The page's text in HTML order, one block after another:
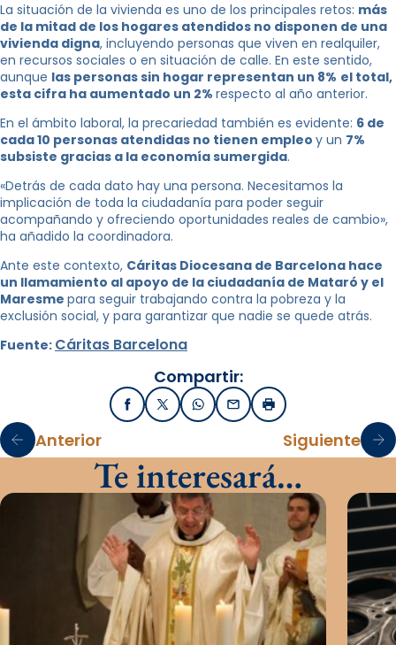
La situación de la vivienda es uno de los principales retos: más
de la mitad de los hogares atendidos no disponen de una
vivienda digna, incluyendo personas que viven en realquiler,
en recursos sociales o en situación de calle. En este sentido,
aunque las personas sin hogar representan un 8% el total,
esta cifra ha aumentado un 2% respecto al año anterior.
En el ámbito laboral, la precariedad también es evidente: 6 de
cada 10 personas atendidas no tienen empleo y un 7%
subsiste gracias a la economía sumergida.
«Detrás de cada dato hay una persona. Necesitamos la
implicación de toda la ciudadanía para poder seguir
acompañando y ofreciendo oportunidades reales de cambio»,
ha añadido la coordinadora.
Ante este contexto, Cáritas Diocesana de Barcelona hace
un llamamiento al apoyo de la ciudadanía de Mataró y el
Maresme para seguir trabajando contra la pobreza y la
exclusión social, y para garantizar que nadie se quede atrás.
Fuente: Cáritas Barcelona
Compartir:
FacebookX / TwitterWhatsApp
EmailImprimir
Anterior Siguiente
Te interesará…